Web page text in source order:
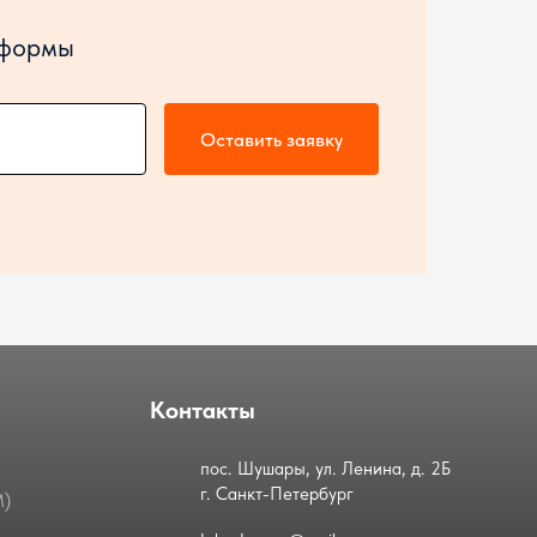
Оставить заявку
Контакты
пос. Шушары, ул. Ленина, д. 2Б
г. Санкт-Петербург